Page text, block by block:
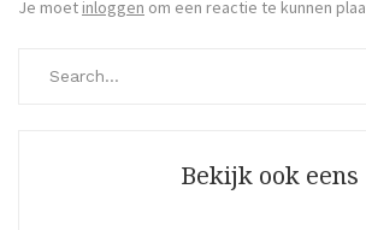
Je moet inloggen om een reactie te kunnen
Bekijk ook eens